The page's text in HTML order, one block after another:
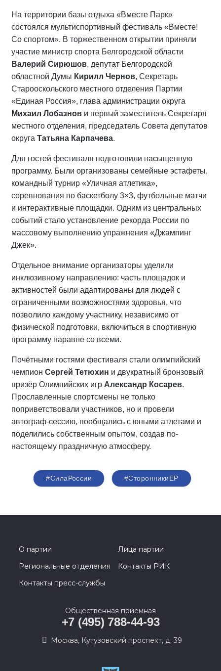
На территории базы отдыха «Вместе Парк»
состоялся мультиспортивный фестиваль «Вместе!
Со спортом». В торжественном открытии приняли
участие министр спорта Белгородской области
Валерий Сирюшов, депутат Белгородской
областной Думы Кирилл Чернов, Секретарь
Старооскольского местного отделения Партии
«Единая Россия», глава администрации округа
Михаил Лобазнов и первый заместитель Секретаря
местного отделения, председатель Совета депутатов
округа Татьяна Карпачева.
Для гостей фестиваля подготовили насыщенную
программу. Были организованы семейные эстафеты,
командный турнир «Уличная атлетика»,
соревнования по баскетболу 3×3, футбольные матчи
и интерактивные площадки. Одним из центральных
событий стало установление рекорда России по
массовому выполнению упражнения «Джампинг
Джек».
Отдельное внимание организаторы уделили
инклюзивному направлению: часть площадок и
активностей были адаптированы для людей с
ограниченными возможностями здоровья, что
позволило каждому участнику, независимо от
физической подготовки, включиться в спортивную
программу наравне со всеми.
Почётными гостями фестиваля стали олимпийский
чемпион Сергей Тетюхин и двукратный бронзовый
призёр Олимпийских игр Александр Косарев.
Прославленные спортсмены не только
поприветствовали участников, но и провели
автограф-сессию, пообщались с юными атлетами и
поделились собственным опытом, создав по-
настоящему праздничную атмосферу.
#СилаРоссии #СторонникиЕР
О партии
Лица партии
Региональные отделения
Контакты РИК
Контакты пресс-службы
Общественная приемная
+7 (495) 788-44-93
Москва, Кутузовский проспект, д. 39